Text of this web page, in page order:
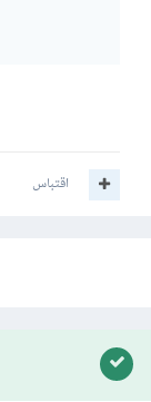
اقتباس